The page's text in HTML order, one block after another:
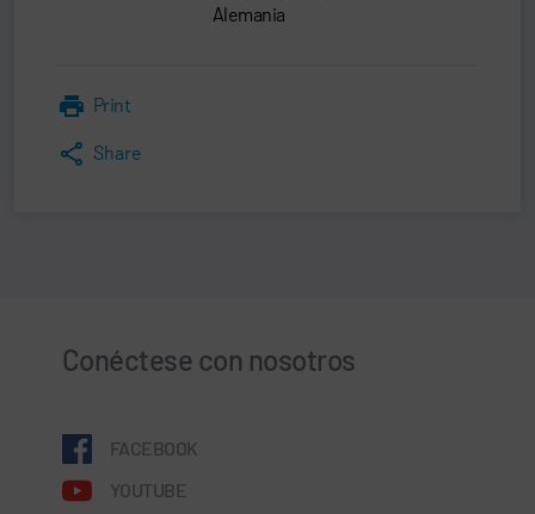
Alemania
Print
Share
Conéctese con nosotros
FACEBOOK
YOUTUBE